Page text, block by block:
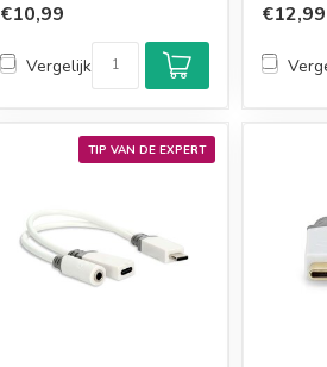
€10,99
Vergelijk
€12,99
TIP VAN DE EXPERT